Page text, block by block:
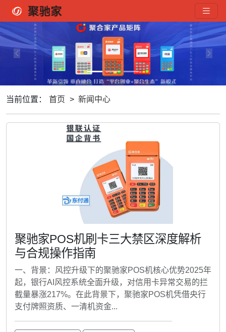
Previous Next
当前位置： 首页 > 新闻中心
聚驰家POS机刷卡三大禁区深度解析
与合规操作指南
一、背景：风控升级下的聚驰家POS机核心优势2025年
起，银行AI风控系统全面升级，对信用卡异常交易的拦
截量暴涨217%。在此背景下，聚驰家POS机凭借央行
支付牌照资质、一清机资金...